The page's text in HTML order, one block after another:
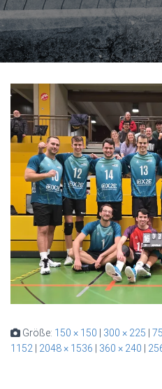
Größe: 150 × 150 | 300 × 225 |
1152 | 2048 × 1536 | 360 × 240 |